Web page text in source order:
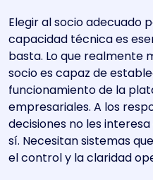
Elegir al socio adecuado
capacidad técnica es
basta. Lo que realmente
socio es capaz de
funcionamiento de la
empresariales. A los
decisiones no les
sí. Necesitan sistemas
el control y la claridad